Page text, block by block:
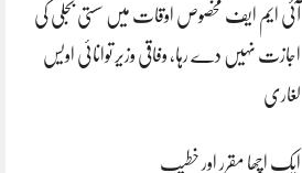
آئی ایم ایف مخصوص اوقات میں سستی بجلی کی
اجازت نہیں دے رہا، وفاقی وزیر توانائی اویس
لغاری
ایک اچھا مقرر اور خطیب